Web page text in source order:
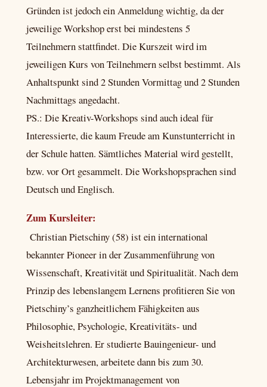
Gründen ist jedoch ein Anmeldung wichtig, da der
jeweilige Workshop erst bei mindestens 5
Teilnehmern stattfindet. Die Kurszeit wird im
jeweiligen Kurs von Teilnehmern selbst bestimmt. Als
Anhaltspunkt sind 2 Stunden Vormittag und 2 Stunden
Nachmittags angedacht.
PS.: Die Kreativ-Workshops sind auch ideal für
Interessierte, die kaum Freude am Kunstunterricht in
der Schule hatten. Sämtliches Material wird gestellt,
bzw. vor Ort gesammelt. Die Workshopsprachen sind
Deutsch und Englisch.
Zum Kursleiter:
Christian Pietschiny (58) ist ein international
bekannter Pioneer in der Zusammenführung von
Wissenschaft, Kreativität und Spiritualität. Nach dem
Prinzip des lebenslangem Lernens profitieren Sie von
Pietschiny’s ganzheitlichem Fähigkeiten aus
Philosophie, Psychologie, Kreativitäts- und
Weisheitslehren. Er studierte Bauingenieur- und
Architekturwesen, arbeitete dann bis zum 30.
Lebensjahr im Projektmanagement von